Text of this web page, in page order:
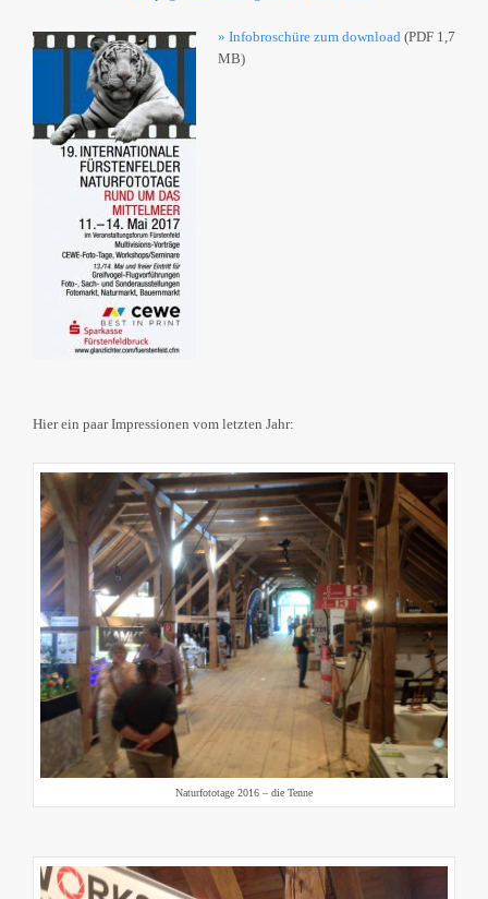
» Infobroschüre zum download (PDF 1,7
MB)
Hier ein paar Impressionen vom letzten Jahr:
Naturfototage 2016 – die Tenne